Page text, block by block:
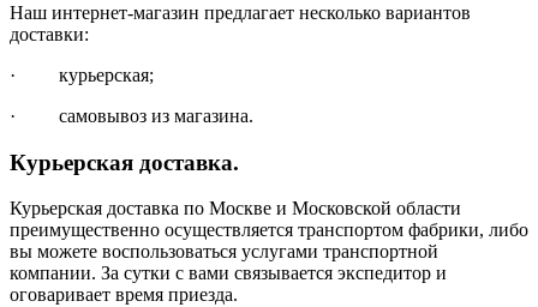
Наш интернет-магазин предлагает несколько вариантов
доставки:
· курьерская;
· самовывоз из магазина.
Курьерская доставка.
Курьерская доставка по Москве и Московской области
преимущественно осуществляется транспортом фабрики, либо
вы можете воспользоваться услугами транспортной
компании. За сутки с вами связывается экспедитор и
оговаривает время приезда.